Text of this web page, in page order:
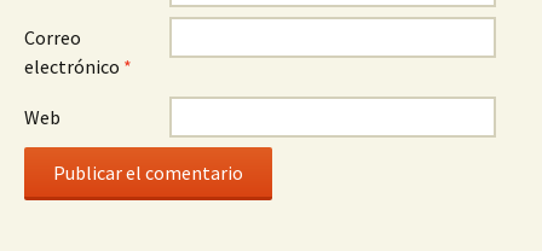
Correo
electrónico *
Web